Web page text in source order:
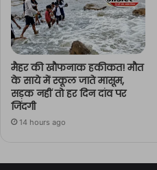
मैहर की खौफनाक हकीकत! मौत
के साये में स्कूल जाते मासूम,
सड़क नहीं तो हर दिन दांव पर
जिंदगी
14 hours ago